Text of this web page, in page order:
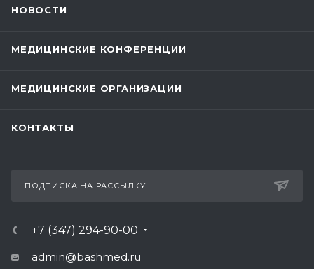
НОВОСТИ
МЕДИЦИНСКИЕ КОНФЕРЕНЦИИ
МЕДИЦИНСКИЕ ОРГАНИЗАЦИИ
КОНТАКТЫ
ПОДПИСКА НА РАССЫЛКУ
+7 (347) 294-90-00
admin@bashmed.ru